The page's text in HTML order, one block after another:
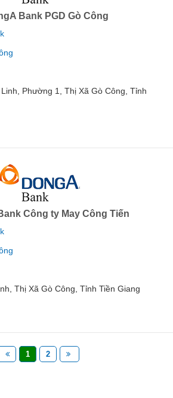
Bank PGD Gò Công
Phường 1, Thị Xã Gò Công, Tỉnh
Công ty May Công Tiến
Thị Xã Gò Công, Tỉnh Tiền Giang
1 2